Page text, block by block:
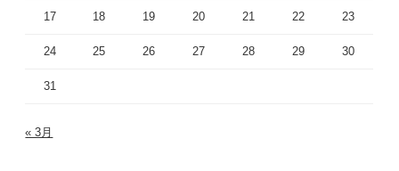
17 18 19 20 21 22 23
24 25 26 27 28 29 30
31
« 3月